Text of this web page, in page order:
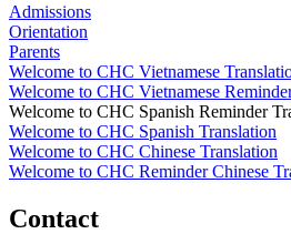
Admissions
Orientation
Parents
Welcome to CHC Vietnamese
Welcome to CHC Vietnamese
Welcome to CHC Spanish Reminder
Welcome to CHC Spanish Translation
Welcome to CHC Chinese Translation
Welcome to CHC Reminder Chinese
Contact